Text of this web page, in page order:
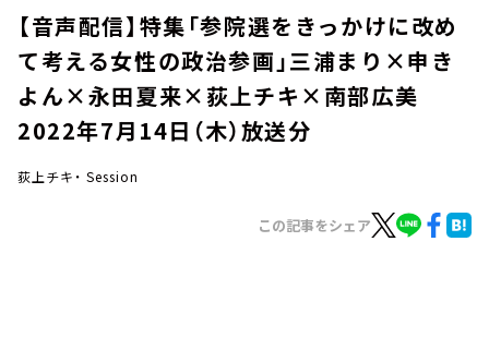
今日の番組表
【音声配信】特集「参院選をきっかけに改め
て考える女性の政治参画」三浦まり×申き
よん×永田夏来×荻上チキ×南部広美
2022年7月14日（木）放送分
荻上チキ・ Session
この記事をシェア